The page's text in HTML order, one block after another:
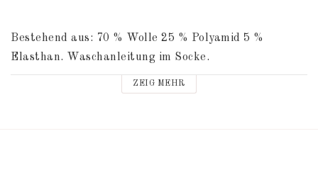
Bestehend aus: 70 % Wolle 25 % Polyamid 5 %
Elasthan. Waschanleitung im Socke.
ZEIG MEHR